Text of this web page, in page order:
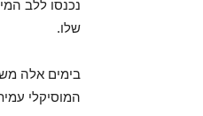
נכנסו ללב
שלו.
המוסיקלי